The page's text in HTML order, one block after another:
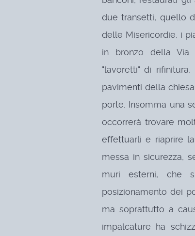
due transetti, quello
delle Misericordie, i
in bronzo della Via
"lavoretti" di
pavimenti della
porte. Insomma una
occorrerà trovare
effettuarli e riaprire
messa in sicurezza,
muri esterni, che
posizionamento dei
ma soprattutto a
impalcature ha